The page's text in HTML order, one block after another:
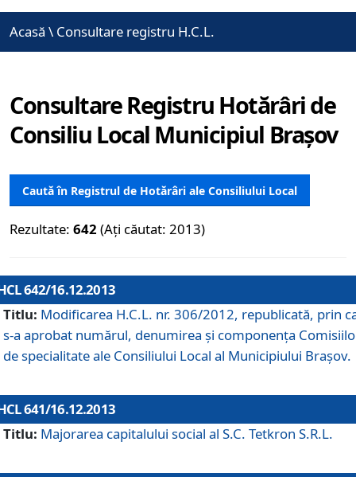
Acasă \ Consultare registru H.C.L.
Consultare Registru Hotărâri de
Consiliu Local Municipiul Brașov
Caută în Registrul de Hotărâri ale Consiliului Local
Rezultate: 642 (Ați căutat: 2013)
642/16.12.2013
Titlu: Modificarea H.C.L. nr. 306/2012, republicată, prin
s-a aprobat numărul, denumirea şi componenţa
de specialitate ale Consiliului Local al Municipiului Braşov.
641/16.12.2013
Titlu: Majorarea capitalului social al S.C. Tetkron S.R.L.